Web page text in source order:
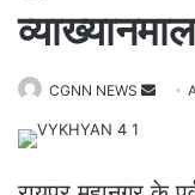
CGNN NEWS
d